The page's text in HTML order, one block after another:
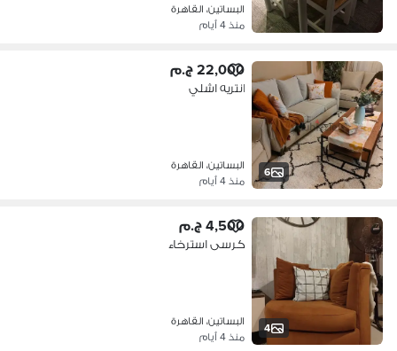
البساتين، القاهرة
منذ 4 أيام
6
22,000 ج.م
انتريه اشلي
البساتين، القاهرة
منذ 4 أيام
4
4,500 ج.م
كرسى استرخاء
البساتين، القاهرة
منذ 4 أيام